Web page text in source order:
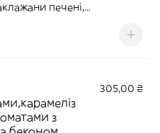
печені,
з
305,00 ₴